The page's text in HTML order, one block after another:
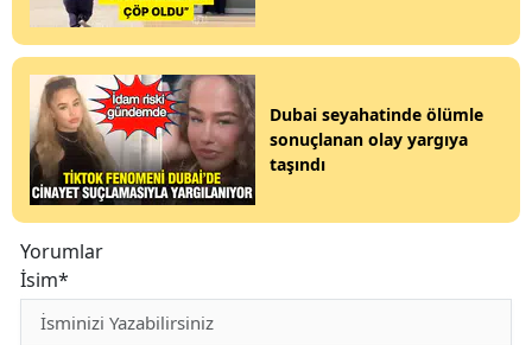
Dubai seyahatinde ölümle
sonuçlanan olay yargıya
taşındı
Yorumlar
İsim*